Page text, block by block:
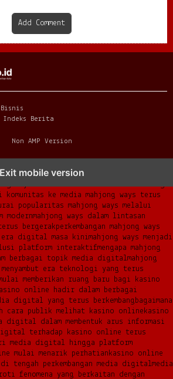
Add Comment
Indeks Berita
Non AMP Version
Exit mobile version
mahjong ways muncul bersama pergeseran
komunitas ke media mahjong ways terus
popularitas mahjong ways melalui
modernmahjong ways dalam lintasan
bergerakperkembangan mahjong ways
era digital masa kinimahjong ways menjadi
platform interaktifmengapa mahjong
berbagai topik media digitalmahjong
era teknologi yang terus
memberikan ruang baru bagi kasino
online hadir dalam berbagai
digital yang terus berkembang bagaimana
cara publik melihat kasino online kasino
digital dalam membentuk arus informasi
terhadap kasino online terus
media digital hingga platform
mulai menarik perhatian kasino online
di tengah perkembangan media digitalmedia
fenomena yang berkaitan dengan